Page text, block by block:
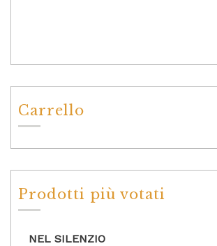
Carrello
Prodotti più votati
NEL SILENZIO